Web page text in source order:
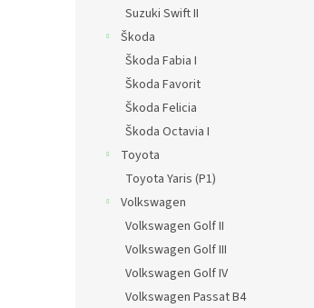
Suzuki Swift II
Škoda
Škoda Fabia I
Škoda Favorit
Škoda Felicia
Škoda Octavia I
Toyota
Toyota Yaris (P1)
Volkswagen
Volkswagen Golf II
Volkswagen Golf III
Volkswagen Golf IV
Volkswagen Passat B4